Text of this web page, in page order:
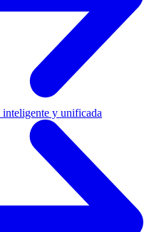
y unificada